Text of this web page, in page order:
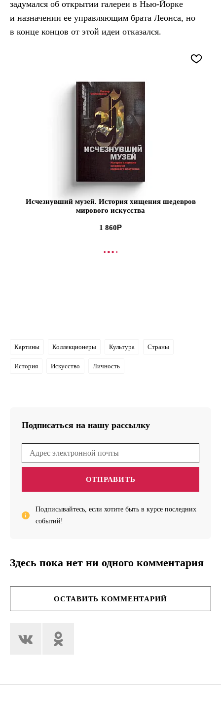
задумался об открытии галереи в Нью-Йорке
и назначении ее управляющим брата Леонса, но
в конце концов от этой идеи отказался.
Исчезнувший музей. История хищения шедевров
мирового искусства
1 860
В КОРЗИНУ
Картины Коллекционеры Культура Страны
История Искусство Личность
Подписаться на нашу рассылку
ОТПРАВИТЬ
Подписывайтесь, если хотите быть в курсе последних
событий!
Здесь пока нет ни одного комментария
ОСТАВИТЬ КОММЕНТАРИЙ